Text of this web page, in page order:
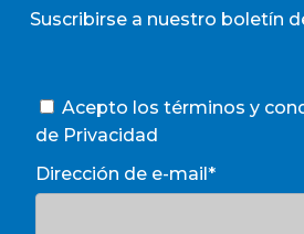
Suscribirse a nuestro boletín
Acepto los términos y
de Privacidad
Dirección de e-mail*